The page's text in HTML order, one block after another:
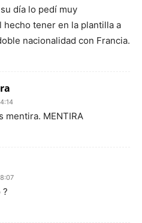
día lo pedí muy
hecho tener en la plantilla a
nacionalidad con Francia.
mentira. MENTIRA
?